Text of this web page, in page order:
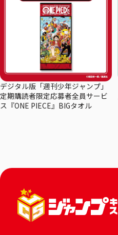
デジタル版「週刊少年ジャンプ」
定期購読者限定応募者全員サービ
ス『ONE PIECE』BIGタオル